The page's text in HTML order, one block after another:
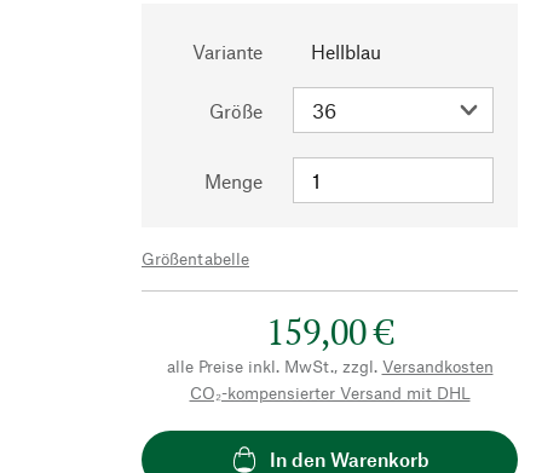
Variante Hellblau
Größe
Menge
Größentabelle
159,00 €
alle Preise inkl. MwSt., zzgl. Versandkosten
CO₂-kompensierter Versand mit DHL
In den Warenkorb